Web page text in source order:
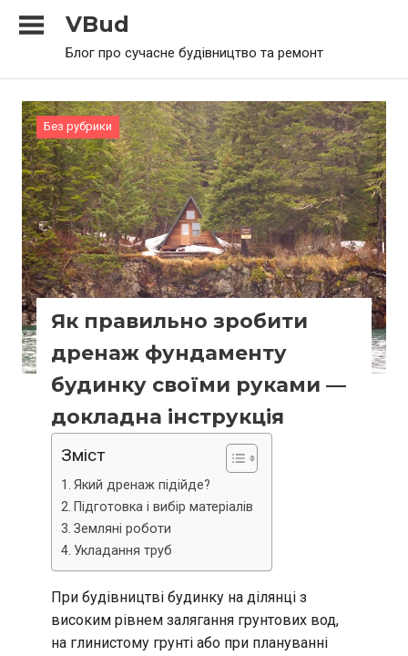
VBud
Блог про сучасне будівництво та ремонт
Без рубрики
Як правильно зробити
дренаж фундаменту
будинку своїми руками —
докладна інструкція
Зміст
Який дренаж підійде?
Підготовка і вибір матеріалів
Земляні роботи
Укладання труб
При будівництві будинку на ділянці з
високим рівнем залягання грунтових вод,
на глинистому грунті або при плануванні